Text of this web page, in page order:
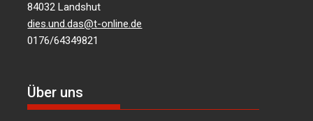
84032 Landshut
dies.und.das@t-online.de
0176/64349821
Über uns